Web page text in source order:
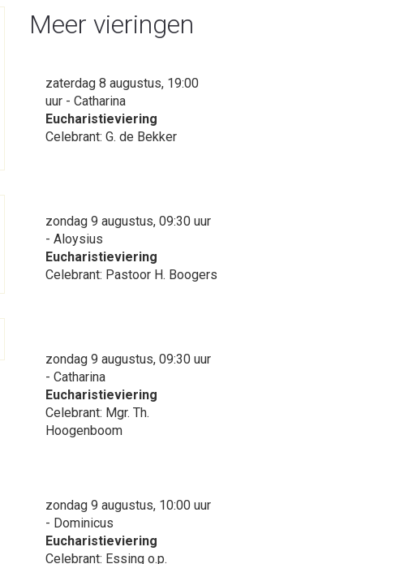
Meer vieringen
zaterdag 8 augustus, 19:00
uur - Catharina
Eucharistieviering
Celebrant: G. de Bekker
zondag 9 augustus, 09:30 uur
- Aloysius
Eucharistieviering
Celebrant: Pastoor H. Boogers
zondag 9 augustus, 09:30 uur
- Catharina
Eucharistieviering
Celebrant: Mgr. Th.
Hoogenboom
zondag 9 augustus, 10:00 uur
- Dominicus
Eucharistieviering
Celebrant: Essing o.p.